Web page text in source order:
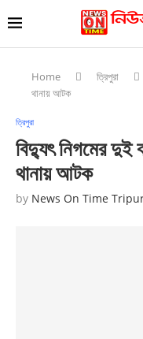
Home ত্রিপুরা
থানায় আটক
ত্রিপুরা
বিদ্যুৎ নিগমের দুই
থানায় আটক
by News On Time